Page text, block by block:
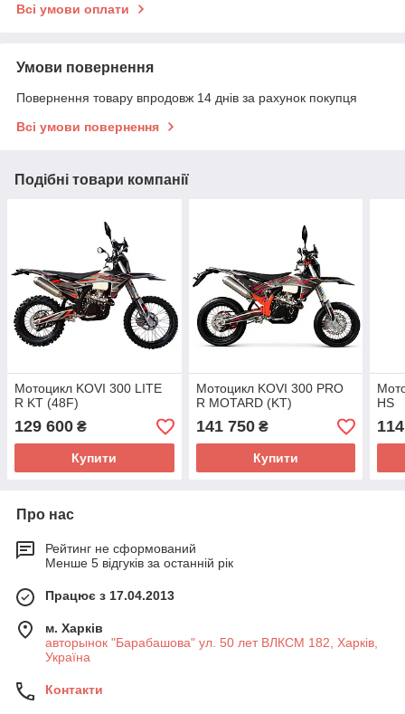
Всі умови оплати
Умови повернення
Повернення товару впродовж 14 днів за рахунок покупця
Всі умови повернення
Подібні товари компанії
Мотоцикл KOVI 300 LITE
R KT (48F)
129 600 ₴
Купити
Мотоцикл KOVI 300 PRO
R MOTARD (KT)
141 750₴
Купити
HS
Про нас
Рейтинг не сформований
Менше 5 відгуків за останній рік
Працює з 17.04.2013
м. Харків
авторынок "Барабашова" ул. 50 лет ВЛКСМ 182, Харків,
Україна
Контакти